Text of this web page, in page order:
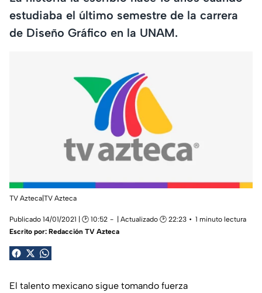
estudiaba el último semestre de la carrera
de Diseño Gráfico en la UNAM.
TV Azteca|TV Azteca
Publicado 14/01/2021 | 🕑 10:52 | Actualizado 🕑 22:23
1 minuto lectura
Escrito por: Redacción TV Azteca
El talento mexicano sigue tomando fuerza